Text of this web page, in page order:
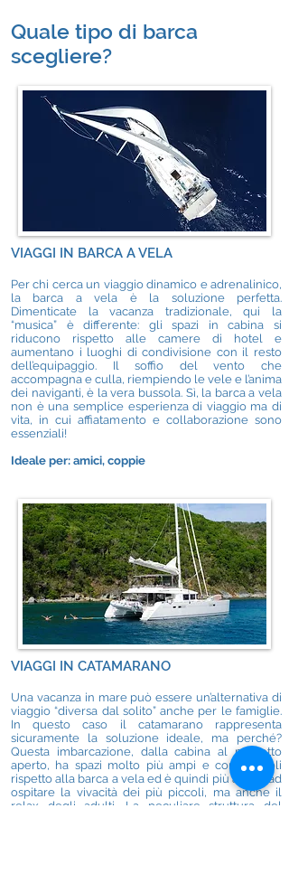
Quale tipo di barca
scegliere?
VIAGGI IN BARCA A VELA
Per chi cerca un viaggio dinamico e adrenalinico,
la barca a vela è la soluzione perfetta.
Dimenticate la vacanza tradizionale, qui la
“musica” è differente: gli spazi in cabina si
riducono rispetto alle camere di hotel e
aumentano i luoghi di condivisione con il resto
dell’equipaggio. Il soffio del vento che
accompagna e culla, riempiendo le vele e l’anima
dei naviganti, è la vera bussola. Sì, la barca a vela
non è una semplice esperienza di viaggio ma di
vita, in cui affiatamento e collaborazione sono
essenziali!
Ideale per: amici, coppie
VIAGGI IN CATAMARANO
Una vacanza in mare può essere un’alternativa di
viaggio “diversa dal solito” anche per le famiglie.
In questo caso il catamarano rappresenta
sicuramente la soluzione ideale, ma perché?
Questa imbarcazione, dalla cabina al pozzetto
aperto, ha spazi molto più ampi e confortevoli
rispetto alla barca a vela ed è quindi più adatta ad
ospitare la vivacità dei più piccoli, ma anche il
relax degli adulti. La peculiare struttura del